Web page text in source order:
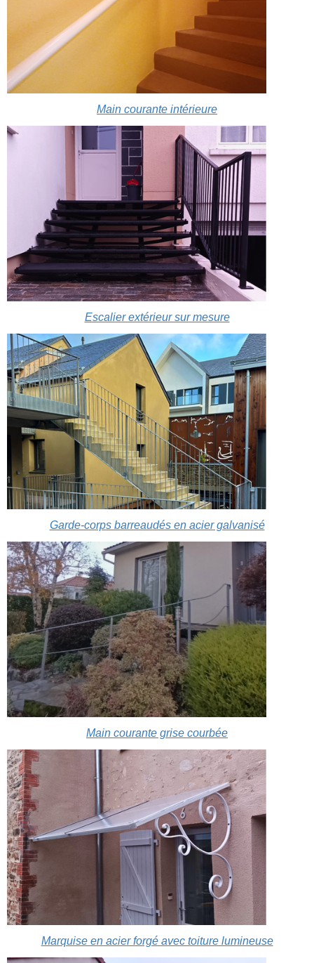
Main courante intérieure
Escalier extérieur sur mesure
Garde-corps barreaudés en acier galvanisé
Main courante grise courbée
Marquise en acier forgé avec toiture lumineuse